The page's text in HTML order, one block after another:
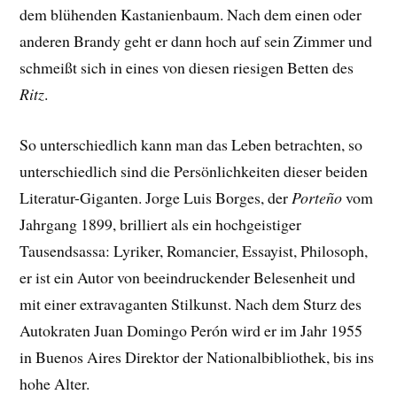
dem blühenden Kastanienbaum. Nach dem einen oder
anderen Brandy geht er dann hoch auf sein Zimmer und
schmeißt sich in eines von diesen riesigen Betten des
Ritz.
So unterschiedlich kann man das Leben betrachten, so
unterschiedlich sind die Persönlichkeiten dieser beiden
Literatur-Giganten. Jorge Luis Borges, derPorteñovom
Jahrgang 1899, brilliert als ein hochgeistiger
Tausendsassa: Lyriker, Romancier, Essayist, Philosoph,
er ist ein Autor von beeindruckender Belesenheit und
mit einer extravaganten Stilkunst. Nach dem Sturz des
Autokraten Juan Domingo Perón wird er im Jahr 1955
in Buenos Aires Direktor der Nationalbibliothek, bis ins
hohe Alter.